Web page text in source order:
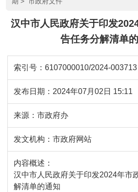
汉中市人民政府关于印发
告任务分解清单
索引号： 6107000010/2024-003713
发布日期： 2024年07月02日 15:11
来源： 市政府办
发文机构： 市政府网站
内容概述：
汉中市人民政府关于印发2024年市
解清单的通知